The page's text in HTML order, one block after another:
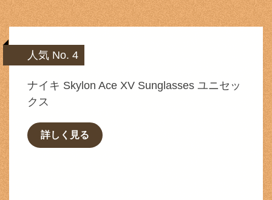
人気 No. 4
ナイキ Skylon Ace XV Sunglasses ユニセッ
クス
詳しく見る